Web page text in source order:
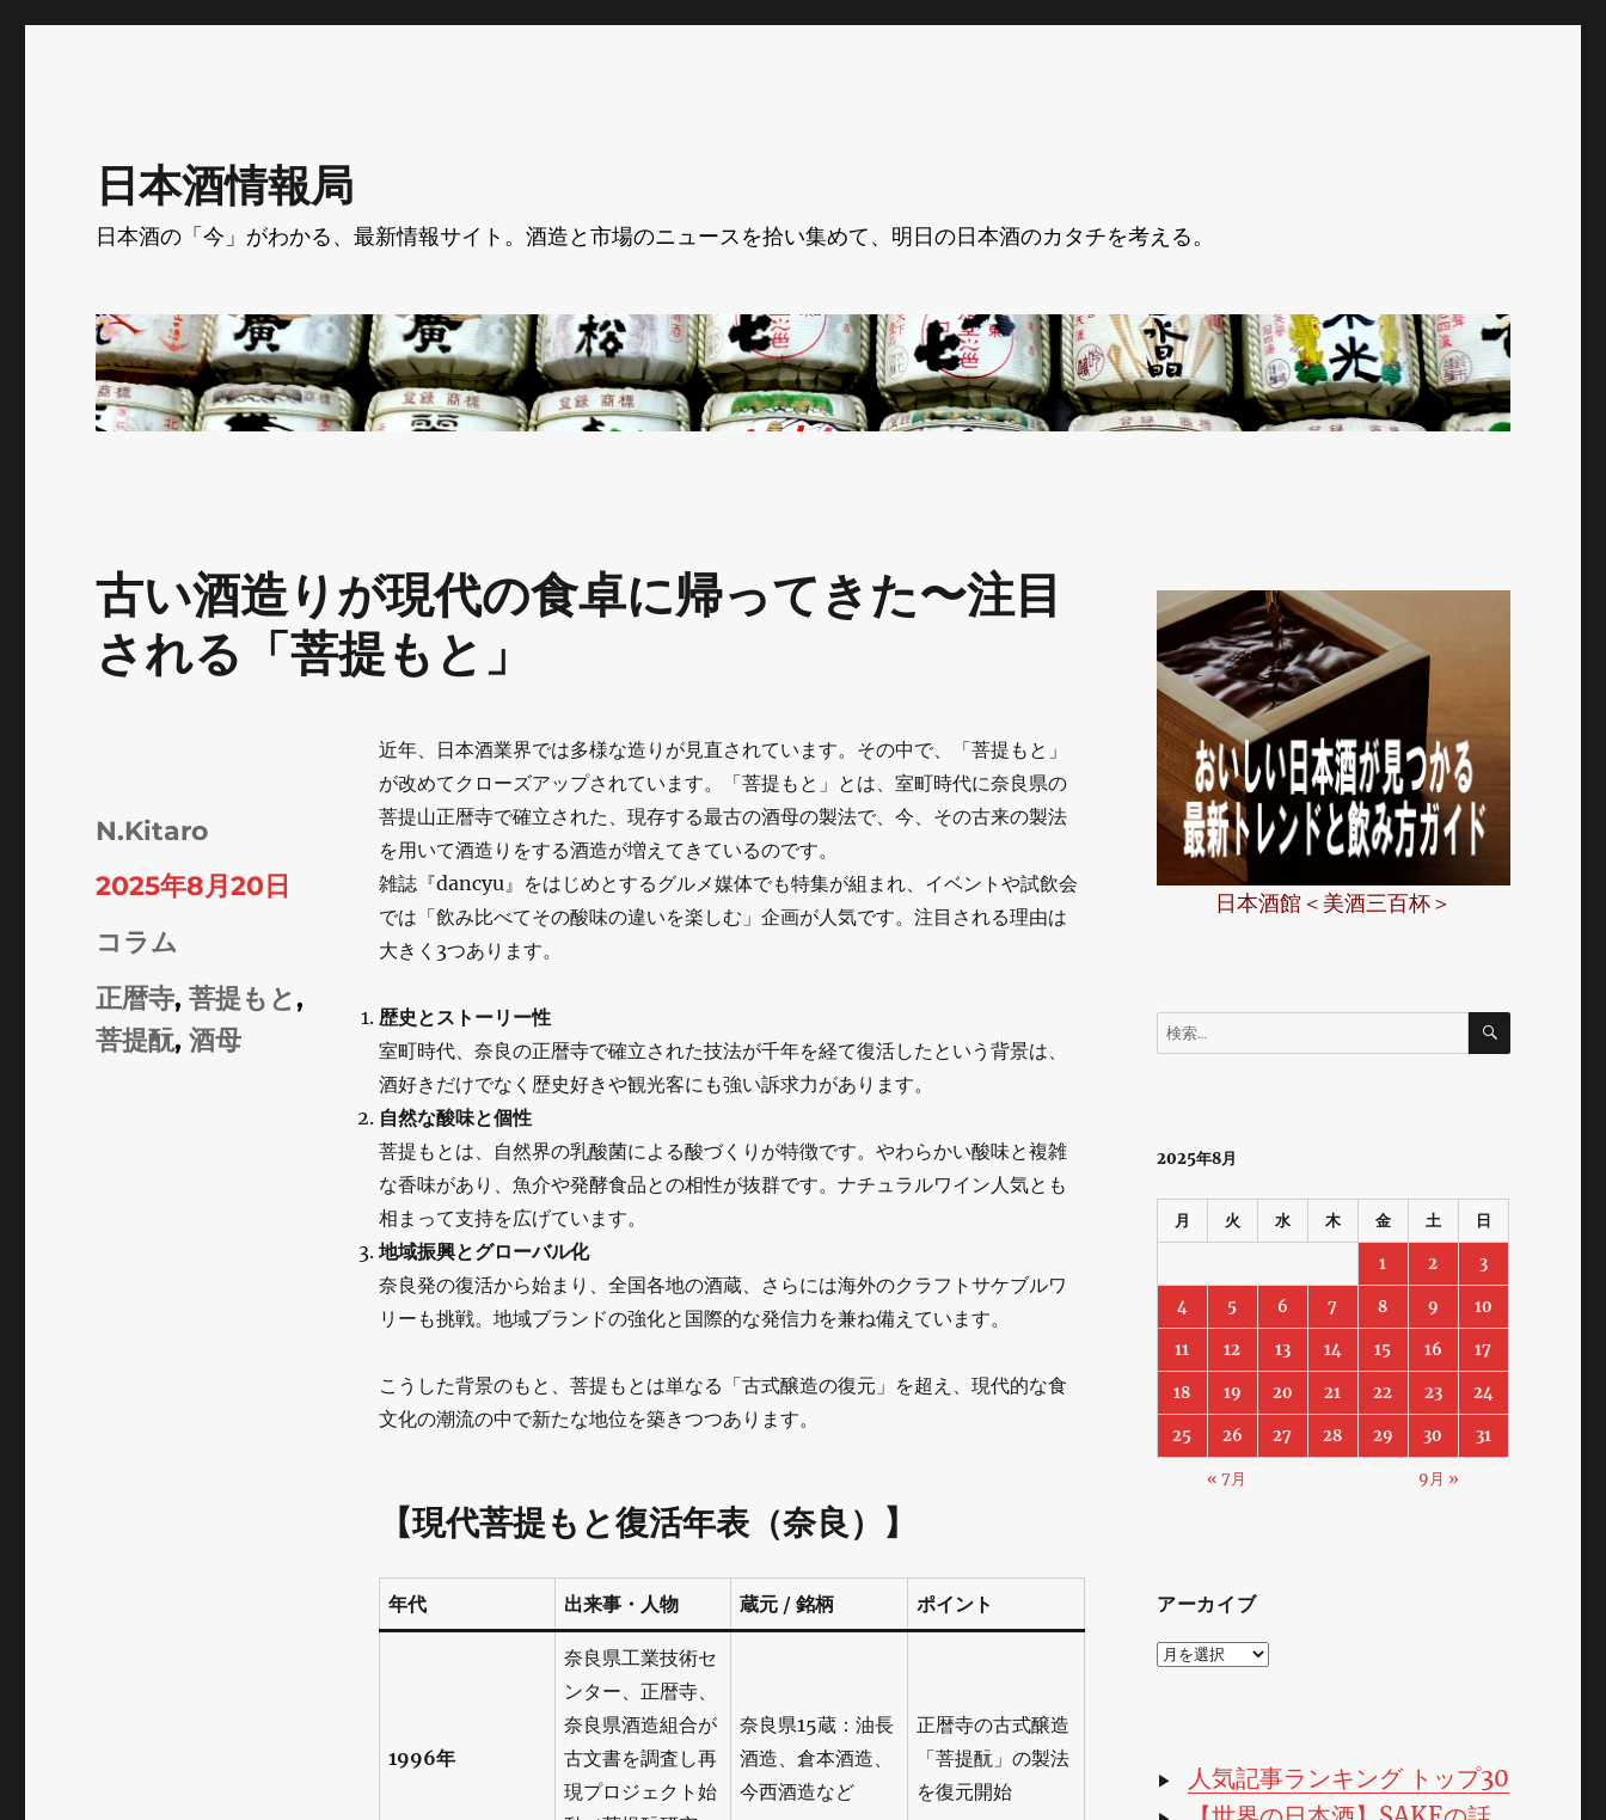
日本酒情報局
日本酒の「今」がわかる、最新情報サイト。酒造と市場のニュースを拾い集めて、明日の日本酒のカタチを考える。
古い酒造りが現代の食卓に帰ってきた〜注目
される「菩提もと」
近年、日本酒業界では多様な造りが見直されています。その中で、「菩提もと」
が改めてクローズアップされています。「菩提もと」とは、室町時代に奈良県の
菩提山正暦寺で確立された、現存する最古の酒母の製法で、今、その古来の製法
を用いて酒造りをする酒造が増えてきているのです。
雑誌『dancyu』をはじめとするグルメ媒体でも特集が組まれ、イベントや試飲会
では「飲み比べてその酸味の違いを楽しむ」企画が人気です。注目される理由は
大きく3つあります。
歴史とストーリー性
室町時代、奈良の正暦寺で確立された技法が千年を経て復活したという背景は、
酒好きだけでなく歴史好きや観光客にも強い訴求力があります。
自然な酸味と個性
菩提もとは、自然界の乳酸菌による酸づくりが特徴です。やわらかい酸味と複雑
な香味があり、魚介や発酵食品との相性が抜群です。ナチュラルワイン人気とも
相まって支持を広げています。
地域振興とグローバル化
奈良発の復活から始まり、全国各地の酒蔵、さらには海外のクラフトサケブルワ
リーも挑戦。地域ブランドの強化と国際的な発信力を兼ね備えています。
こうした背景のもと、菩提もとは単なる「古式醸造の復元」を超え、現代的な食
文化の潮流の中で新たな地位を築きつつあります。
【現代菩提もと復活年表（奈良）】
年代 出来事・人物 蔵元 / 銘柄 ポイント
1996年
奈良県工業技術セ
ンター、正暦寺、
奈良県酒造組合が
古文書を調査し再
現プロジェクト始
奈良県15蔵：油長
酒造、倉本酒造、
今西酒造など
正暦寺の古式醸造
「菩提酛」の製法
を復元開始
投
稿
N.Kitaro
投
稿
2025年8月20日
カ
テ
ゴ
コラム
タ
グ
正暦寺,菩提もと,
菩提酛,酒母
日本酒館＜美酒三百杯＞
検
索:
検
2025年8月
月 火 水 木 金 土 日
1 2 3
4 5 6 7 8 9 10
11 12 13 14 15 16 17
18 19 20 21 22 23 24
25 26 27 28 29 30 31
« 7月 9月 »
アーカイブ
ア
▶
人気記事ランキング トップ30